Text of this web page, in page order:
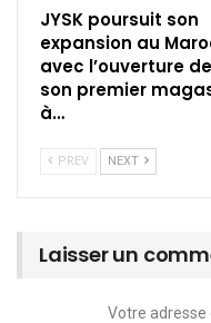
JYSK poursuit son
expansion au
avec l’ouverture de
son premier
à…
PREV NEXT
Laisser un
Votre adresse